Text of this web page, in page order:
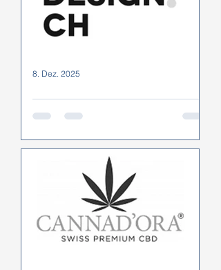
LERCHDESIGN AG
Netzwerkmitglieder: 2 Stunden
kostenlose persönliche Beratung
und Homepage-Analyse 20 %
Rabatt auf einen professionellen
8. Dez. 2025